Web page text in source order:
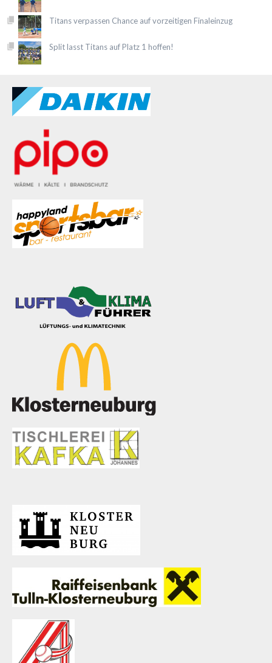
Titans verpassen Chance auf vorzeitigen Finaleinzug
Split lasst Titans auf Platz 1 hoffen!